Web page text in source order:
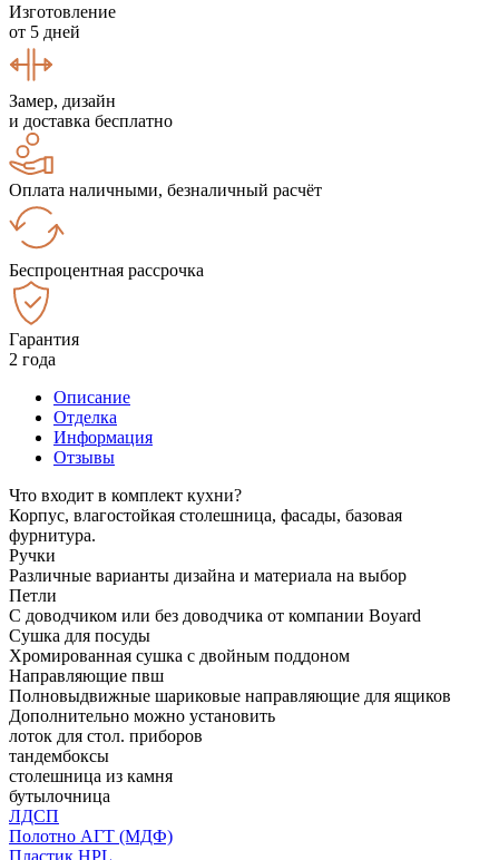
Изготовление
от 5 дней
Замер, дизайн
и доставка бесплатно
Оплата наличными, безналичный расчёт
Беспроцентная рассрочка
Гарантия
2 года
Описание
Отделка
Информация
Отзывы
Что входит в комплект кухни?
Корпус, влагостойкая столешница, фасады, базовая
фурнитура.
Ручки
Различные варианты дизайна и материала на выбор
Петли
С доводчиком или без доводчика от компании Boyard
Сушка для посуды
Хромированная сушка с двойным поддоном
Направляющие пвш
Полновыдвижные шариковые направляющие для ящиков
Дополнительно можно установить
лоток для стол. приборов
тандембоксы
столешница из камня
бутылочница
ЛДСП
Полотно АГТ (МДФ)
Пластик HPL